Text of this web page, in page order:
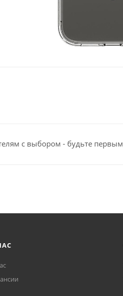
с выбором - будьте